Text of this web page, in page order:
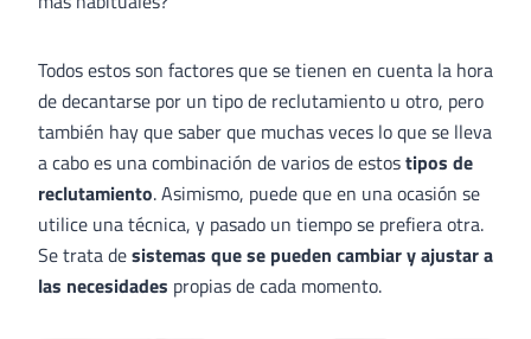
Todos estos son factores que se tienen en cuenta la hora
de decantarse por un tipo de reclutamiento u otro, pero
también hay que saber que muchas veces lo que se lleva
a cabo es una combinación de varios de estostipos de
reclutamiento. Asimismo, puede que en una ocasión se
utilice una técnica, y pasado un tiempo se prefiera otra.
Se trata desistemas que se pueden cambiar y ajustar a
las necesidades propias de cada momento.